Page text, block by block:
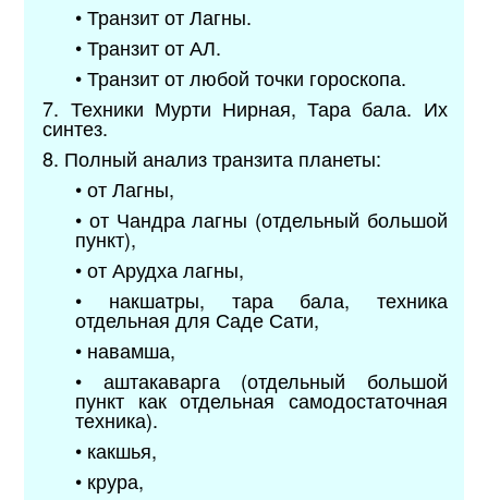
• Транзит от Лагны.
• Транзит от АЛ.
• Транзит от любой точки гороскопа.
7. Техники Мурти Нирная, Тара бала. Их
синтез.
8. Полный анализ транзита планеты:
• от Лагны,
• от Чандра лагны (отдельный большой
пункт),
• от Арудха лагны,
• накшатры, тара бала, техника
отдельная для Саде Сати,
• навамша,
• аштакаварга (отдельный большой
пункт как отдельная самодостаточная
техника).
• какшья,
• крура,